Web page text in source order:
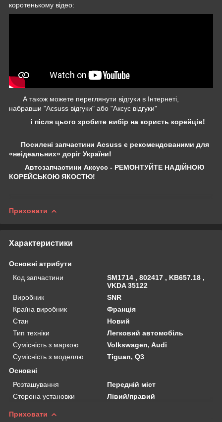
коротенькому відео:
А також можете переглянути відгуки в Інтернеті,
набравши "Acsuss відгуки" або "Аксус відгуки"
і після цього зробите вибір на користь корейців!
Посилені запчастини Acsuss є рекомендованими для
«неідеальних» доріг України!
Автозапчастини Аксусс - РЕМОНТУЙТЕ НАДІЙНОЮ
КОРЕЙСЬКОЮ ЯКОСТЮ!
Приховати
Характеристики
Основні атрибути
Код запчастини
SM1714 , 802417 , KB657.18 ,
VKDA 35122
Виробник
SNR
Країна виробник
Франція
Стан
Новий
Тип техніки
Легковий автомобіль
Сумісність з маркою
Volkswagen, Audi
Сумісність з моделлю
Tiguan, Q3
Основні
Розташування
Передній міст
Сторона установки
Лівий/правий
Приховати